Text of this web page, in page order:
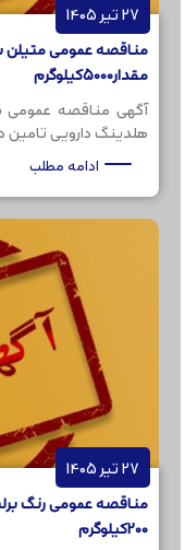
27 تیر 1405
مناقصه عمومی متیلن
مقدار5000کیلوگرم
آگهی مناقصه عمومی
هلدینگ دارویی تامین
ادامه مطلب
27 تیر 1405
200کیلوگرم